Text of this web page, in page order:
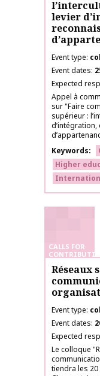
levier
Event type
Event dates
Expected
Appel à
sur "Faire
supérieur :
Keywords
Higher
CALLS FOR
Réseaux
Event type
Event dates
Expected
Le colloque
tiendra les